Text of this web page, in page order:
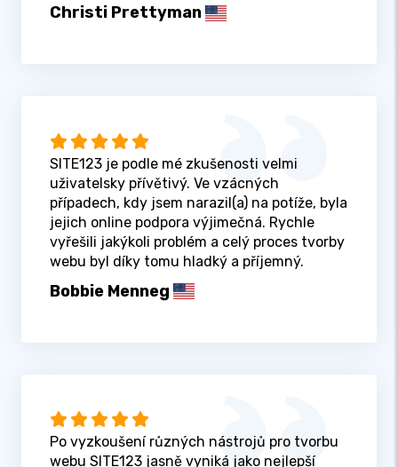
Christi Prettyman
SITE123 je podle mé zkušenosti velmi
uživatelsky přívětivý. Ve vzácných
případech, kdy jsem narazil(a) na potíže, byla
jejich online podpora výjimečná. Rychle
vyřešili jakýkoli problém a celý proces tvorby
webu byl díky tomu hladký a příjemný.
Bobbie Menneg
Po vyzkoušení různých nástrojů pro tvorbu
webu SITE123 jasně vyniká jako nejlepší